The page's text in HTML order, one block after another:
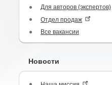
Для авторов (экспертов)
Отдел продаж
Все вакансии
Новости